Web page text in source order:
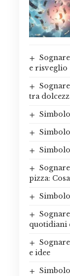
e risveglio
tra
pizza:
quotidiani
e idee